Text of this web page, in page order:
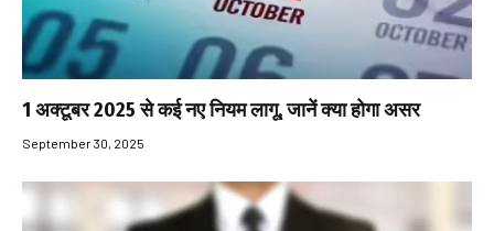
1 अक्टूबर 2025 से कई नए नियम लागू, जानें क्या होगा असर
September 30, 2025